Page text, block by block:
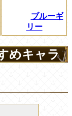
ブルーギ
リー
めキャラ